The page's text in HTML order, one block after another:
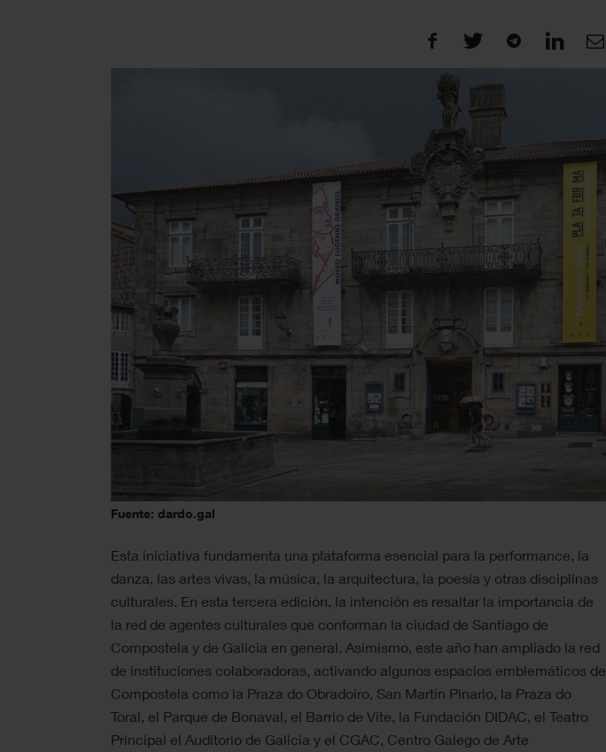
Fuente: dardo.gal
Esta iniciativa fundamenta una plataforma esencial para la performance, la
danza, las artes vivas, la música, la arquitectura, la poesía y otras disciplinas
culturales. En esta tercera edición, la intención es resaltar la importancia de
la red de agentes culturales que conforman la ciudad de Santiago de
Compostela y de Galicia en general. Asimismo, este año han ampliado la red
de instituciones colaboradoras, activando algunos espacios emblemáticos de
Compostela como la Praza do Obradoiro, San Martín Pinario, la Praza do
Toral, el Parque de Bonaval, el Barrio de Vite, la Fundación DIDAC, el Teatro
Principal el Auditorio de Galicia y el CGAC, Centro Galego de Arte